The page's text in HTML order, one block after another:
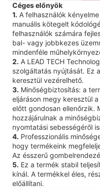
Céges előnyök
1. A felhasználók
manuális kötegelt
felhasználók számára
bal- vagy jobbkezes
mindenféle
2. A LEAD TECH
szolgáltatás nyújtását. Ez
keresztül vezérelhető.
3. Minőségbiztosítás: a
eljáráson megy keresztül
előtt gondosan ellenőrzik.
hozzájárulnak a
nyomtatási sebességéről
4. Professzionális
hogy termékeink
Az ésszerű
5. Ez a termék stabil
kínál. A termékkel éles,
előállítani.